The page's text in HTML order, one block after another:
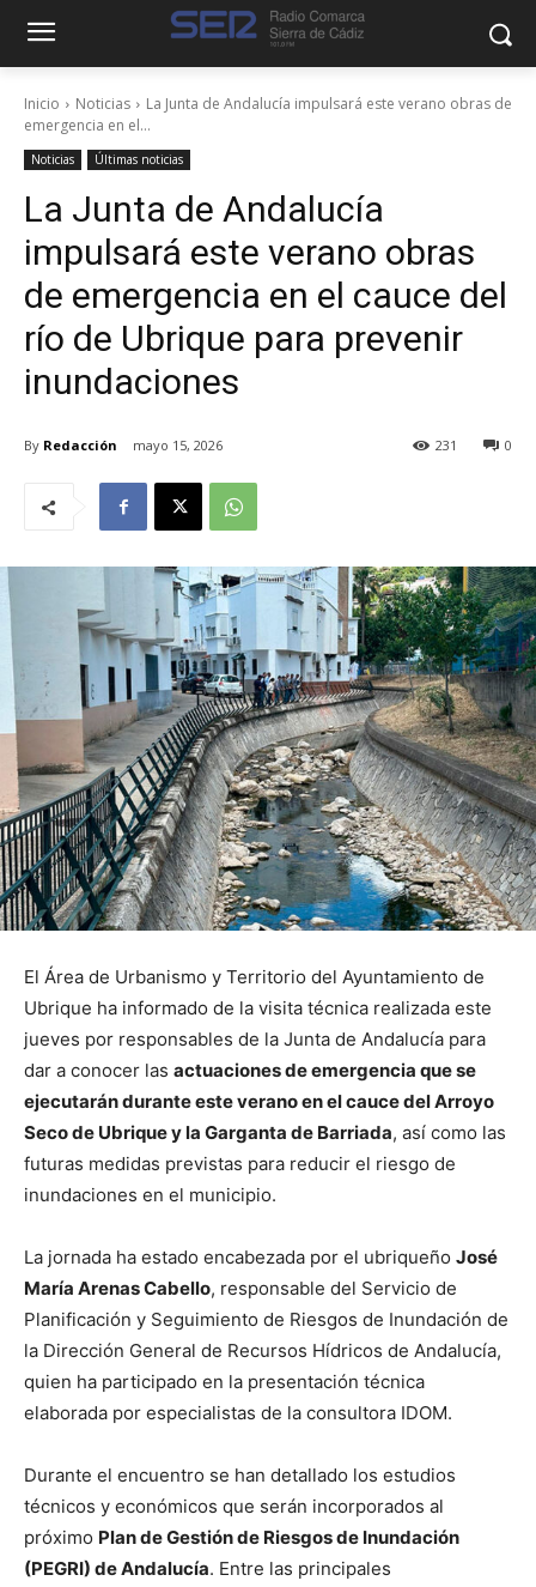
Inicio Noticias
La Junta de Andalucía impulsará este verano obras de
emergencia en el...
Noticias Últimas noticias
La Junta de Andalucía
impulsará este verano obras
de emergencia en el cauce del
río de Ubrique para prevenir
inundaciones
By Redacción mayo 15, 2026 0
231
El Área de Urbanismo y Territorio del Ayuntamiento de
Ubrique ha informado de la visita técnica realizada este
jueves por responsables de la Junta de Andalucía para
dar a conocer las actuaciones de emergencia que se
ejecutarán durante este verano en el cauce del Arroyo
Seco de Ubrique y la Garganta de Barriada, así como las
futuras medidas previstas para reducir el riesgo de
inundaciones en el municipio.
La jornada ha estado encabezada por el ubriqueño José
María Arenas Cabello, responsable del Servicio de
Planificación y Seguimiento de Riesgos de Inundación de
la Dirección General de Recursos Hídricos de Andalucía,
quien ha participado en la presentación técnica
elaborada por especialistas de la consultora IDOM.
Durante el encuentro se han detallado los estudios
técnicos y económicos que serán incorporados al
próximo Plan de Gestión de Riesgos de Inundación
(PEGRI) de Andalucía. Entre las principales